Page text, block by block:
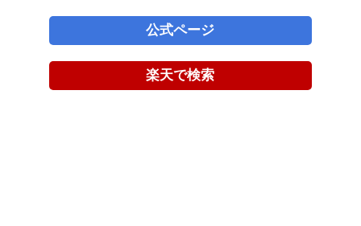
公式ページ
楽天で検索